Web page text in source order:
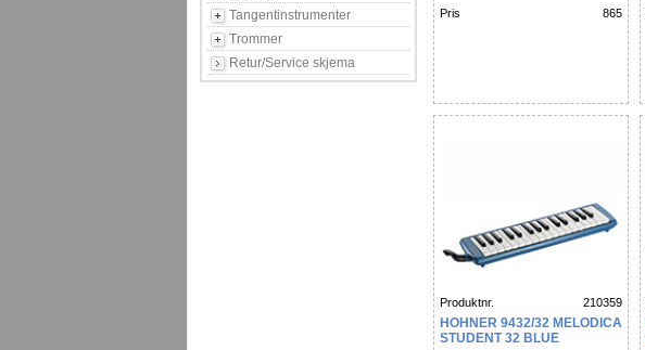
Tangentinstrumenter
Trommer
Retur/Service skjema
Pris 865
Produktnr. 210359
HOHNER 9432/32 MELODICA
STUDENT 32 BLUE